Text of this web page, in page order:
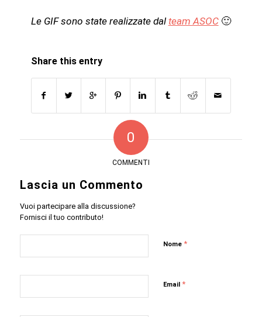
Le GIF sono state realizzate dal team ASOC🙂
Share this entry
0
COMMENTI
Lascia un Commento
Vuoi partecipare alla discussione?
Fornisci il tuo contributo!
Nome *
Email *